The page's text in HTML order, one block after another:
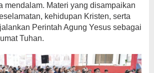
mendalam. Materi yang disampaikan
kehidupan Kristen, serta
Perintah Agung Yesus sebagai
Tuhan.